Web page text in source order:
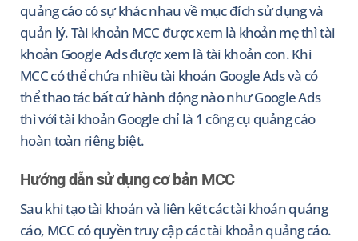
quảng cáo có sự khác nhau về mục đích sử dụng và
quản lý. Tài khoản MCC được xem là khoản mẹ thì tài
khoản Google Ads được xem là tài khoản con. Khi
MCC có thể chứa nhiều tài khoản Google Ads và có
thể thao tác bất cứ hành động nào như Google Ads
thì với tài khoản Google chỉ là 1 công cụ quảng cáo
hoàn toàn riêng biệt.
Hướng dẫn sử dụng cơ bản MCC
Sau khi tạo tài khoản và liên kết các tài khoản quảng
cáo, MCC có quyền truy cập các tài khoản quảng cáo.